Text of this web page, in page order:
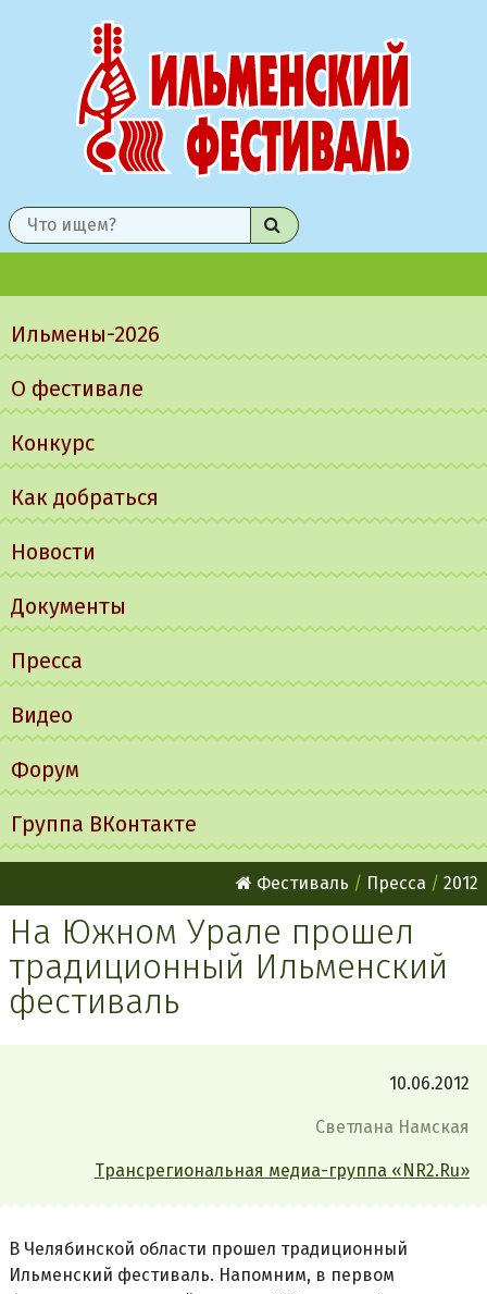
Найти
меню
Ильмены-2026
О фестивале
Конкурс
Как добраться
Новости
Документы
Пресса
Видео
Форум
Группа ВКонтакте
Фестиваль Пресса 2012
На Южном Урале прошел
традиционный Ильменский
фестиваль
10.06.2012
Светлана Намская
Трансрегиональная медиа-группа «NR2.Ru»
В Челябинской области прошел традиционный
Ильменский фестиваль. Напомним, в первом